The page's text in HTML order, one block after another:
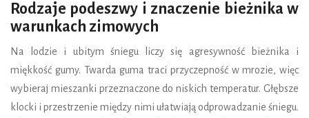
Rodzaje podeszwy i znaczenie bieżnika w
warunkach zimowych
Na lodzie i ubitym śniegu liczy się agresywność bieżnika i
miękkość gumy. Twarda guma traci przyczepność w mrozie, więc
wybieraj mieszanki przeznaczone do niskich temperatur. Głębsze
klocki i przestrzenie między nimi ułatwiają odprowadzanie śniegu.